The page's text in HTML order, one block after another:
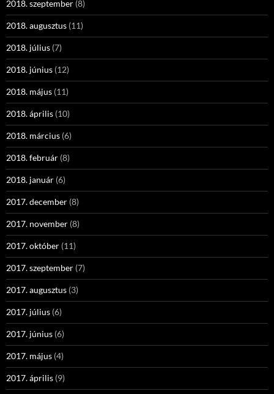
2018. szeptember (8)
2018. augusztus (11)
2018. július (7)
2018. június (12)
2018. május (11)
2018. április (10)
2018. március (6)
2018. február (8)
2018. január (6)
2017. december (8)
2017. november (8)
2017. október (11)
2017. szeptember (7)
2017. augusztus (3)
2017. július (6)
2017. június (6)
2017. május (4)
2017. április (9)